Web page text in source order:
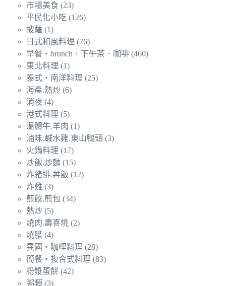
市場美食 (23)
平民化小吃 (126)
披薩 (1)
日式和風料理 (76)
早餐‧brunch．下午茶．咖啡 (460)
東北料理 (1)
泰式‧南洋料理 (25)
海產.熱炒 (6)
消夜 (4)
港式料理 (5)
溫體牛.羊肉 (1)
滷味.鹹水雞.東山鴨頭 (3)
火鍋料理 (17)
炒飯.炒麵 (15)
炸豬排.丼飯 (12)
炸雞 (3)
煎餃.煎包 (34)
熱炒 (5)
燒肉.壽喜燒 (2)
燒腊 (4)
異國‧咖哩料理 (28)
簡餐‧複合式料理 (83)
粉漿蛋餅 (42)
粥類 (3)